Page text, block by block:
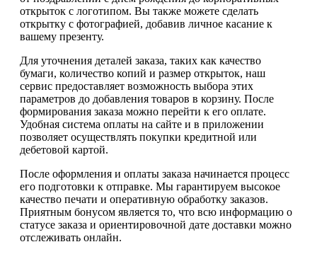
открыток с логотипом. Вы также можете сделать
открытку с фотографией, добавив личное касание к
вашему презенту.
Для уточнения деталей заказа, таких как качество
бумаги, количество копий и размер открыток, наш
сервис предоставляет возможность выбора этих
параметров до добавления товаров в корзину. После
формирования заказа можно перейти к его оплате.
Удобная система оплаты на сайте и в приложении
позволяет осуществлять покупки кредитной или
дебетовой картой.
После оформления и оплаты заказа начинается процесс
его подготовки к отправке. Мы гарантируем высокое
качество печати и оперативную обработку заказов.
Приятным бонусом является то, что всю информацию о
статусе заказа и ориентировочной дате доставки можно
отслеживать онлайн.